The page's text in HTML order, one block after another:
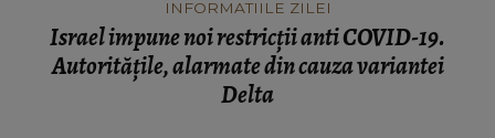
INFORMATIILE ZILEI
Israel impune noi restricții anti COVID-19.
Autoritățile, alarmate din cauza variantei
Delta